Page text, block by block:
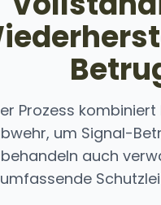
Prozess
um Signal-
auch
umfassende